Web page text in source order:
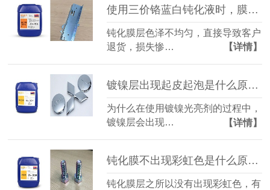
使用三价铬蓝白钝化液时，膜层色泽不均匀的原因和解决方法
钝化膜层色泽不均匀，直接导致客户
退货，损失惨…
【详情】
镀镍层出现起皮起泡是什么原因？（镀镍光亮剂）
为什么在使用镀镍光亮剂的过程中，
镀镍层会出现…
【详情】
钝化膜不出现彩虹色是什么原因造成的02？（三价铬彩锌钝化液）
钝化膜层之所以没有出现彩虹色，有